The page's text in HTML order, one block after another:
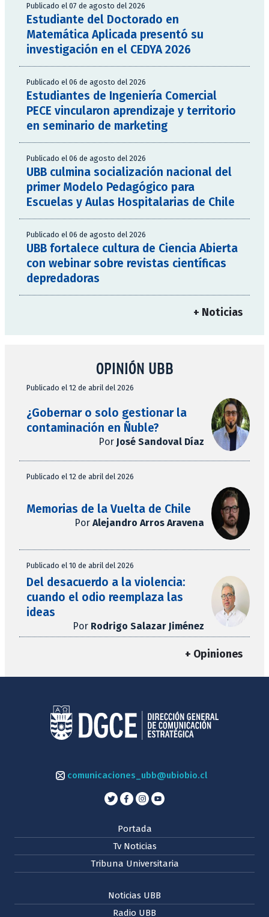
Publicado el 07 de agosto del 2026
Estudiante del Doctorado en
Matemática Aplicada presentó su
investigación en el CEDYA 2026
Publicado el 06 de agosto del 2026
Estudiantes de Ingeniería Comercial
PECE vincularon aprendizaje y territorio
en seminario de marketing
Publicado el 06 de agosto del 2026
UBB culmina socialización nacional del
primer Modelo Pedagógico para
Escuelas y Aulas Hospitalarias de Chile
Publicado el 06 de agosto del 2026
UBB fortalece cultura de Ciencia Abierta
con webinar sobre revistas científicas
depredadoras
+ Noticias
OPINIÓN UBB
Publicado el 12 de abril del 2026
¿Gobernar o solo gestionar la
contaminación en Ñuble?
Por José Sandoval Díaz
Publicado el 12 de abril del 2026
Memorias de la Vuelta de Chile
Por Alejandro Arros Aravena
Publicado el 10 de abril del 2026
Del desacuerdo a la violencia:
cuando el odio reemplaza las
ideas
Por Rodrigo Salazar Jiménez
+ Opiniones
comunicaciones_ubb@ubiobio.cl
Portada
Tv Noticias
Tribuna Universitaria
Noticias UBB
Radio UBB